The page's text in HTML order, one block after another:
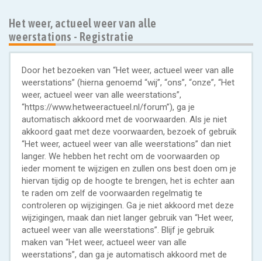
Het weer, actueel weer van alle
weerstations - Registratie
Door het bezoeken van “Het weer, actueel weer van alle
weerstations” (hierna genoemd “wij”, “ons”, “onze”, “Het
weer, actueel weer van alle weerstations”,
“https://www.hetweeractueel.nl/forum”), ga je
automatisch akkoord met de voorwaarden. Als je niet
akkoord gaat met deze voorwaarden, bezoek of gebruik
“Het weer, actueel weer van alle weerstations” dan niet
langer. We hebben het recht om de voorwaarden op
ieder moment te wijzigen en zullen ons best doen om je
hiervan tijdig op de hoogte te brengen, het is echter aan
te raden om zelf de voorwaarden regelmatig te
controleren op wijzigingen. Ga je niet akkoord met deze
wijzigingen, maak dan niet langer gebruik van “Het weer,
actueel weer van alle weerstations”. Blijf je gebruik
maken van “Het weer, actueel weer van alle
weerstations”, dan ga je automatisch akkoord met de